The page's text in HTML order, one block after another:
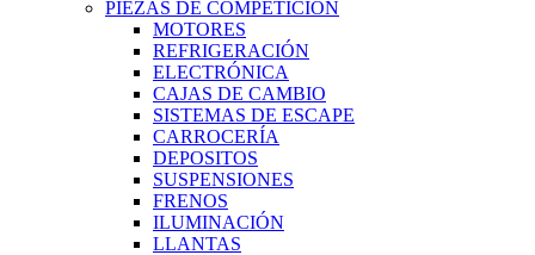
PIEZAS DE COMPETICIÓN
MOTORES
REFRIGERACIÓN
ELECTRÓNICA
CAJAS DE CAMBIO
SISTEMAS DE ESCAPE
CARROCERÍA
DEPOSITOS
SUSPENSIONES
FRENOS
ILUMINACIÓN
LLANTAS